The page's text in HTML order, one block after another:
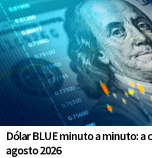
Dólar BLUE minuto a minuto: a
agosto 2026